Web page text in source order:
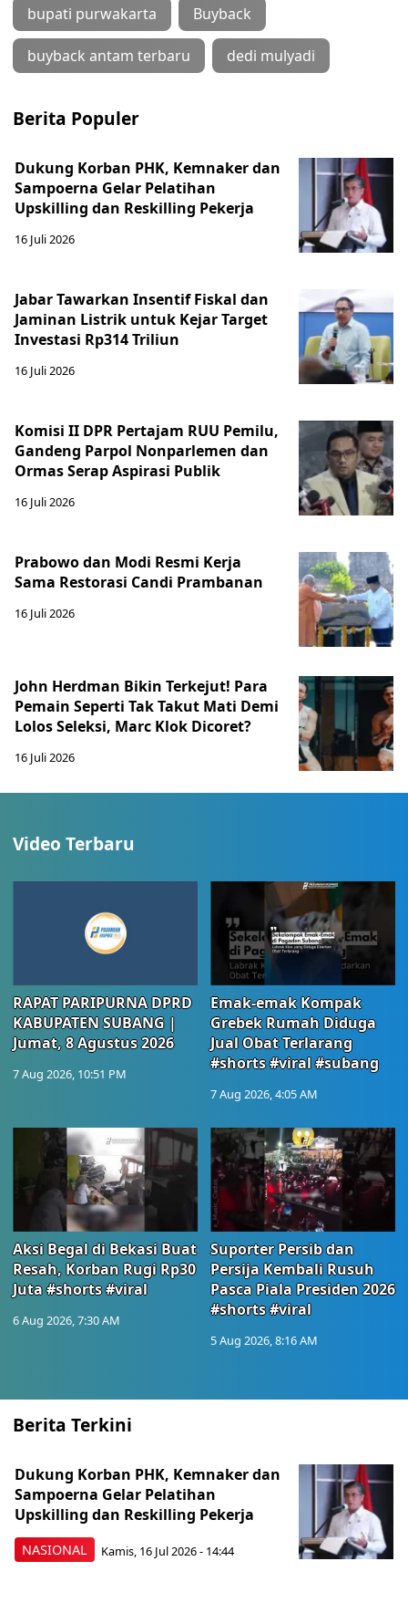
bupati purwakarta Buyback
buyback antam terbaru dedi mulyadi
Berita Populer
Dukung Korban PHK, Kemnaker dan
Sampoerna Gelar Pelatihan
Upskilling dan Reskilling Pekerja
16 Juli 2026
Jabar Tawarkan Insentif Fiskal dan
Jaminan Listrik untuk Kejar Target
Investasi Rp314 Triliun
16 Juli 2026
Komisi II DPR Pertajam RUU Pemilu,
Gandeng Parpol Nonparlemen dan
Ormas Serap Aspirasi Publik
16 Juli 2026
Prabowo dan Modi Resmi Kerja
Sama Restorasi Candi Prambanan
16 Juli 2026
John Herdman Bikin Terkejut! Para
Pemain Seperti Tak Takut Mati Demi
Lolos Seleksi, Marc Klok Dicoret?
16 Juli 2026
Video Terbaru
RAPAT PARIPURNA DPRD
KABUPATEN SUBANG |
Jumat, 8 Agustus 2026
7 Aug 2026, 10:51 PM
Emak-emak Kompak
Grebek Rumah Diduga
Jual Obat Terlarang
#shorts #viral #subang
7 Aug 2026, 4:05 AM
Aksi Begal di Bekasi Buat
Resah, Korban Rugi Rp30
Juta #shorts #viral
6 Aug 2026, 7:30 AM
Suporter Persib dan
Persija Kembali Rusuh
Pasca Piala Presiden 2026
#shorts #viral
5 Aug 2026, 8:16 AM
Berita Terkini
NASIONAL
Dukung Korban PHK, Kemnaker dan
Sampoerna Gelar Pelatihan
Upskilling dan Reskilling Pekerja
Kamis, 16 Jul 2026 - 14:44